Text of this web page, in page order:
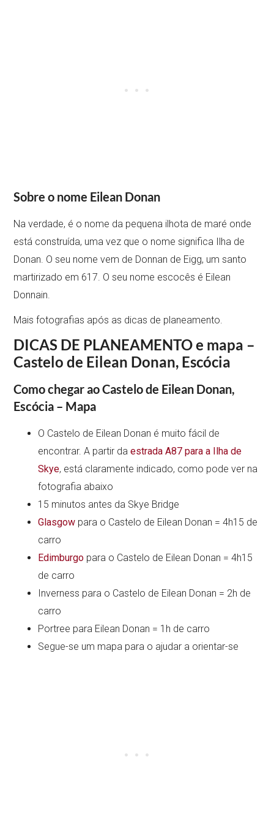
Sobre o nome Eilean Donan
Na verdade, é o nome da pequena ilhota de maré onde
está construída, uma vez que o nome significa Ilha de
Donan. O seu nome vem de Donnan de Eigg, um santo
martirizado em 617. O seu nome escocês é Eilean
Donnain.
Mais fotografias após as dicas de planeamento.
DICAS DE PLANEAMENTO e mapa –
Castelo de Eilean Donan, Escócia
Como chegar ao Castelo de Eilean Donan,
Escócia – Mapa
O Castelo de Eilean Donan é muito fácil de
encontrar. A partir daestrada A87 para a Ilha de
Skye, está claramente indicado, como pode ver na
fotografia abaixo
15 minutos antes da Skye Bridge
Glasgow para o Castelo de Eilean Donan = 4h15 de
carro
Edimburgo para o Castelo de Eilean Donan = 4h15
de carro
Inverness para o Castelo de Eilean Donan = 2h de
carro
Portree para Eilean Donan = 1h de carro
Segue-se um mapa para o ajudar a orientar-se